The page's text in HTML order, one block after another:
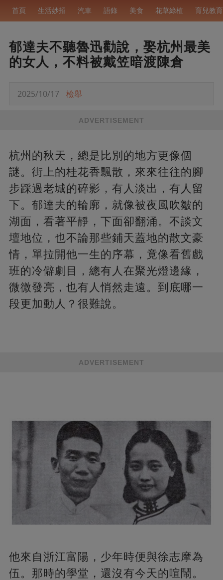
首頁 生活妙招 汽車 語錄 美食 花草綠植 育兒教育
郁達夫不聽魯迅勸說，娶杭州最美
的女人，不料被戴笠暗渡陳倉
2025/10/17 檢舉
ADVERTISEMENT
杭州的秋天，總是比別的地方更像個
謎。街上的桂花香飄散，來來往往的腳
步踩過老城的碎影，有人淡出，有人留
下。郁達夫的輪廓，就像被夜風吹皺的
湖面，看著平靜，下面卻翻涌。不談文
壇地位，也不論那些鋪天蓋地的散文豪
情，單拉開他一生的序幕，竟像看舊戲
班的冷僻劇目，總有人在聚光燈邊緣，
微微發亮，也有人悄然走遠。到底哪一
段更加動人？很難說。
ADVERTISEMENT
他來自浙江富陽，少年時便與徐志摩為
伍。那時的學堂，還沒有今天的喧鬧。